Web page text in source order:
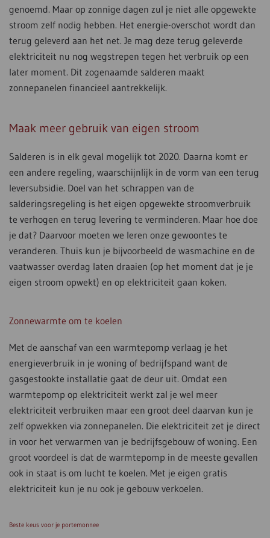
genoemd. Maar op zonnige dagen zul je niet alle opgewekte
stroom zelf nodig hebben. Het energie-overschot wordt dan
terug geleverd aan het net. Je mag deze terug geleverde
elektriciteit nu nog wegstrepen tegen het verbruik op een
later moment. Dit zogenaamde salderen maakt
zonnepanelen financieel aantrekkelijk.
Maak meer gebruik van eigen stroom
Salderen is in elk geval mogelijk tot 2020. Daarna komt er
een andere regeling, waarschijnlijk in de vorm van een terug
leversubsidie. Doel van het schrappen van de
salderingsregeling is het eigen opgewekte stroomverbruik
te verhogen en terug levering te verminderen. Maar hoe doe
je dat? Daarvoor moeten we leren onze gewoontes te
veranderen. Thuis kun je bijvoorbeeld de wasmachine en de
vaatwasser overdag laten draaien (op het moment dat je je
eigen stroom opwekt) en op elektriciteit gaan koken.
Zonnewarmte om te koelen
Met de aanschaf van een warmtepomp verlaag je het
energieverbruik in je woning of bedrijfspand want de
gasgestookte installatie gaat de deur uit. Omdat een
warmtepomp op elektriciteit werkt zal je wel meer
elektriciteit verbruiken maar een groot deel daarvan kun je
zelf opwekken via zonnepanelen. Die elektriciteit zet je direct
in voor het verwarmen van je bedrijfsgebouw of woning. Een
groot voordeel is dat de warmtepomp in de meeste gevallen
ook in staat is om lucht te koelen. Met je eigen gratis
elektriciteit kun je nu ook je gebouw verkoelen.
Beste keus voor je portemonnee